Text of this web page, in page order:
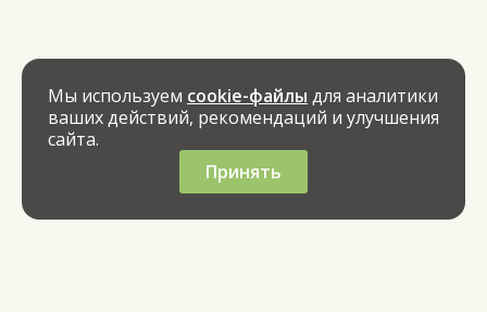
Мы используем cookie-файлы для аналитики
ваших действий, рекомендаций и улучшения
сайта.
Принять